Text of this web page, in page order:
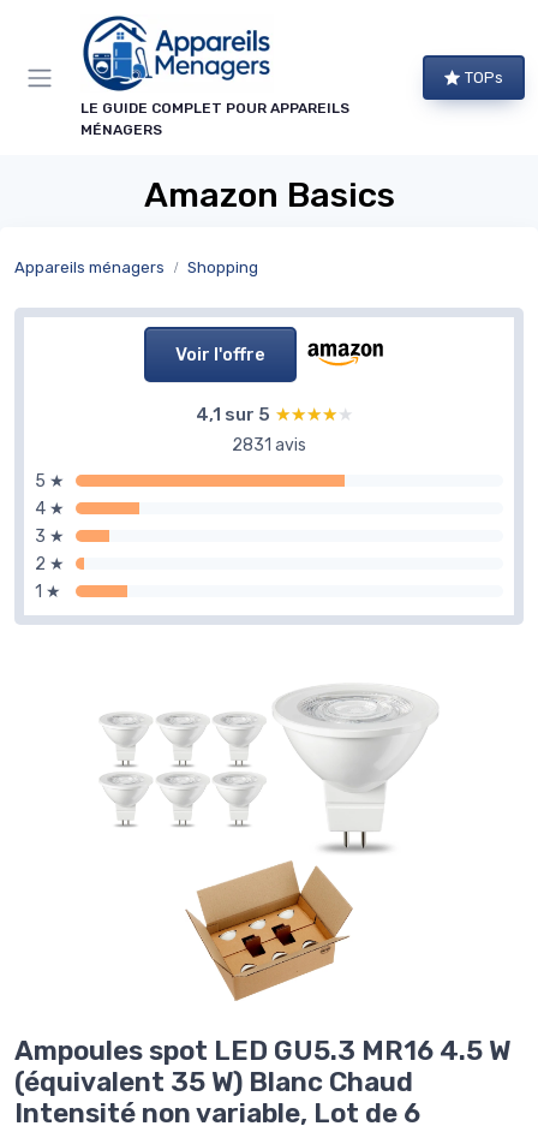
LE GUIDE COMPLET POUR APPAREILS
MÉNAGERS
TOPs
Amazon Basics
Appareils ménagers Shopping
Voir l'offre
4,1 sur 5 ★★★★★
★★★★★
2831 avis
5 ★
4 ★
3 ★
2 ★
1 ★
Ampoules spot LED GU5.3 MR16 4.5 W
(équivalent 35 W) Blanc Chaud
Intensité non variable, Lot de 6
Panneau de gestion des cookies